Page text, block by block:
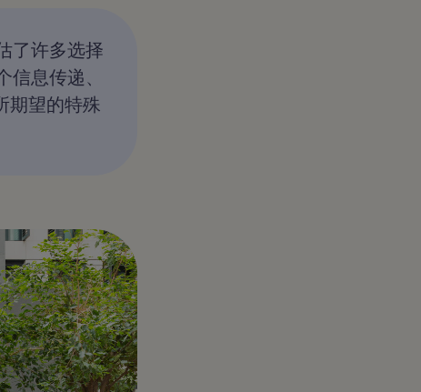
了许多选择
息传递、
期望的特殊